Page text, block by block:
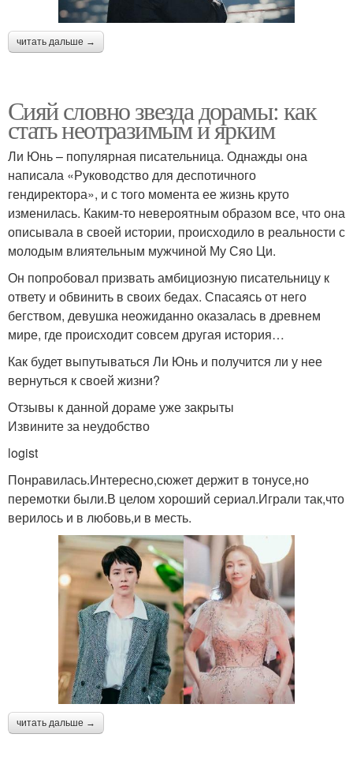
читать дальше →
Сияй словно звезда дорамы: как
стать неотразимым и ярким
Ли Юнь – популярная писательница. Однажды она
написала «Руководство для деспотичного
гендиректора», и с того момента ее жизнь круто
изменилась. Каким-то невероятным образом все, что она
описывала в своей истории, происходило в реальности с
молодым влиятельным мужчиной Му Сяо Ци.
Он попробовал призвать амбициозную писательницу к
ответу и обвинить в своих бедах. Спасаясь от него
бегством, девушка неожиданно оказалась в древнем
мире, где происходит совсем другая история…
Как будет выпутываться Ли Юнь и получится ли у нее
вернуться к своей жизни?
Отзывы к данной дораме уже закрыты
Извините за неудобство
logist
Понравилась.Интересно,сюжет держит в тонусе,но
перемотки были.В целом хороший сериал.Играли так,что
верилось и в любовь,и в месть.
читать дальше →